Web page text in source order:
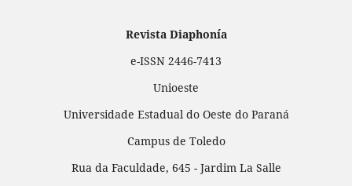
Revista Diaphonía
e-ISSN 2446-7413
Unioeste
Universidade Estadual do Oeste do Paraná
Campus de Toledo
Rua da Faculdade, 645 - Jardim La Salle